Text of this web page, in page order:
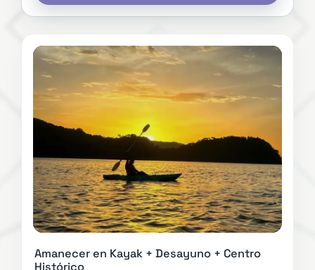
Amanecer en Kayak + Desayuno + Centro
Histórico